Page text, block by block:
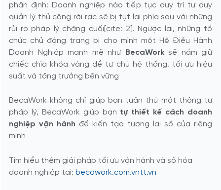
phân định: Doanh nghiệp nào tiếp tục duy trì tư duy
quản lý thủ công rời rạc sẽ bị tụt lại phía sau với những
rủi ro pháp lý chặng cuối[cite: 2]. Ngược lại, những tổ
chức chủ động trang bị cho mình một Hệ Điều Hành
Doanh Nghiệp mạnh mẽ như
BecaWorksẽ nắm giữ
chiếc chìa khóa vàng để tự chủ hệ thống, tối ưu hiệu
suất và tăng trưởng bền vững
BecaWork không chỉ giúp bạn tuân thủ một thông tư
pháp lý, BecaWork giúp bạn tự thiết kế cách doanh
nghiệp vận hành để kiến tạo tương lai số của riêng
mình
Tìm hiểu thêm giải pháp tối ưu vận hành và số hóa
doanh nghiệp tại: becawork.com.vntt.vn